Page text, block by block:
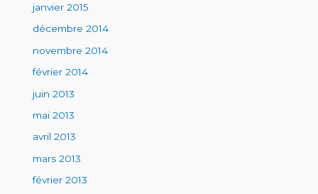
janvier 2015
décembre 2014
novembre 2014
février 2014
juin 2013
mai 2013
avril 2013
mars 2013
février 2013